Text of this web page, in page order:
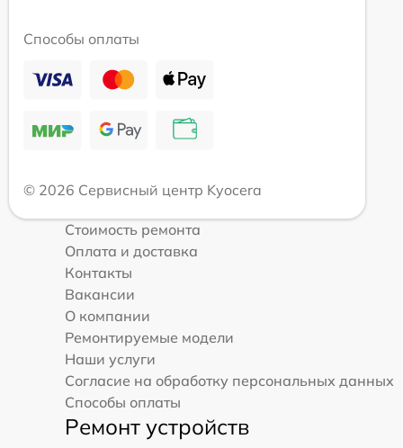
Способы оплаты
© 2026 Сервисный центр Kyocera
Стоимость ремонта
Оплата и доставка
Контакты
Вакансии
О компании
Ремонтируемые модели
Наши услуги
Согласие на обработку персональных данных
Способы оплаты
Ремонт устройств